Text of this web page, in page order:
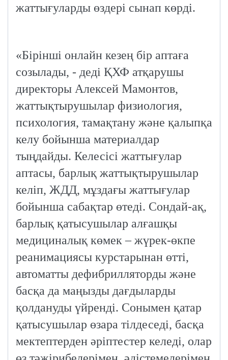
жаттығуларды өздері сынап көрді.
«Бірінші онлайн кезең бір аптаға
созылады, - деді ҚХФ атқарушы
директоры Алексей Мамонтов,
жаттықтырушылар физиология,
психология, тамақтану және қалыпқа
келу бойынша материалдар
тыңдайды. Келесісі жаттығулар
аптасы, барлық жаттықтырушылар
келіп, ЖДД, мұздағы жаттығулар
бойынша сабақтар өтеді. Сондай-ақ,
барлық қатысушылар алғашқы
медициналық көмек – жүрек-өкпе
реанимациясы курстарынан өтті,
автоматты дефибрилляторды және
басқа да маңызды дағдыларды
қолдануды үйренді. Сонымен қатар
қатысушылар өзара тілдеседі, басқа
мектептерден әріптестер келеді, олар